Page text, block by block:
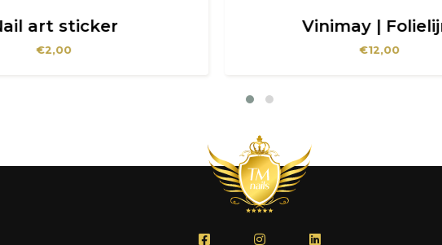
Vinimay | Folielijm